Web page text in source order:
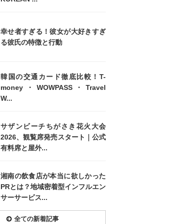
幸せ者すぎる！彼女が大好きすぎ
る彼氏の特徴と行動
韓国の交通カード徹底比較！T-
money・WOWPASS・Travel
W...
サザンビーチちがさき花火大会
2026、観覧席発売スタート｜公式
有料席と屋外...
湘南の飲食店が本当に欲しかった
PRとは？地域密着型インフルエン
サーサービス...
全ての新着記事